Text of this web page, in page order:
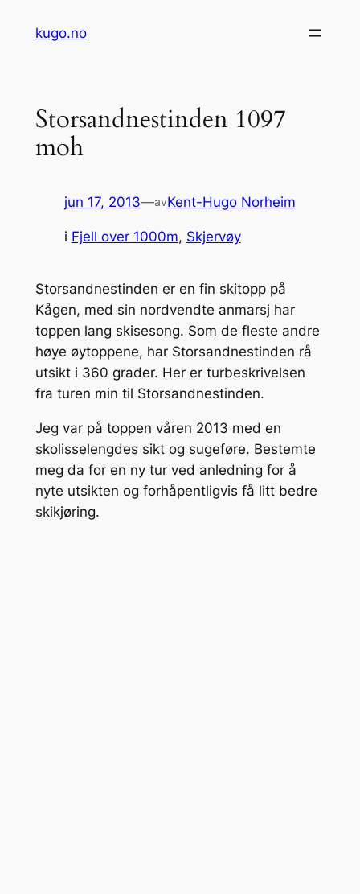
kugo.no
Storsandnestinden 1097
moh
jun 17, 2013—avKent-Hugo Norheim
i Fjell over 1000m, Skjervøy
Storsandnestinden er en fin skitopp på
Kågen, med sin nordvendte anmarsj har
toppen lang skisesong. Som de fleste andre
høye øytoppene, har Storsandnestinden rå
utsikt i 360 grader. Her er turbeskrivelsen
fra turen min til Storsandnestinden.
Jeg var på toppen våren 2013 med en
skolisselengdes sikt og sugeføre. Bestemte
meg da for en ny tur ved anledning for å
nyte utsikten og forhåpentligvis få litt bedre
skikjøring.